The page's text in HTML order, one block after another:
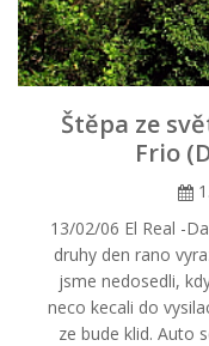
Štěpa ze
Frio
13/02/06 El Real -
druhy den rano
jsme nedosedli,
neco kecali do
ze bude klid. Auto